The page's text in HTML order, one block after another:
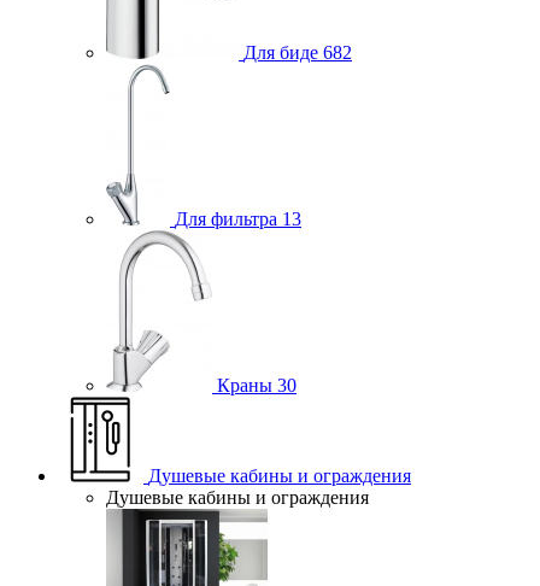
Для биде 682
Для фильтра 13
Краны 30
Душевые кабины и ограждения
Душевые кабины и ограждения